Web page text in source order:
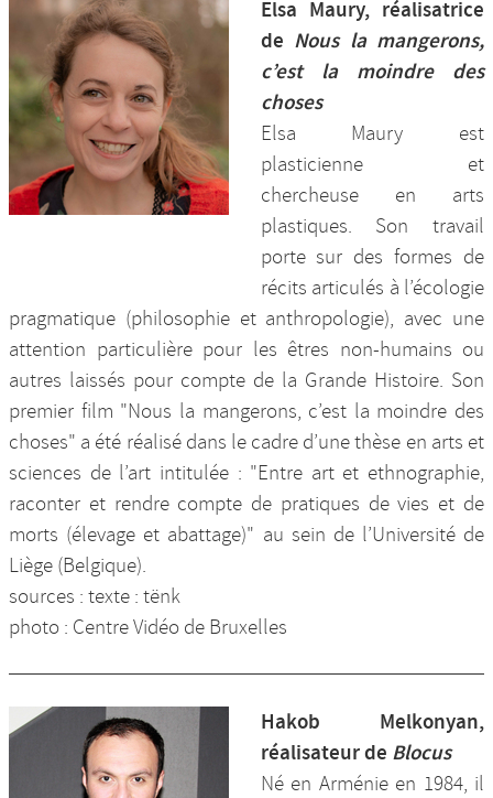
Elsa Maury, réalisatrice
de Nous la mangerons,
c’est la moindre des
choses
Elsa Maury est
plasticienne et
chercheuse en arts
plastiques. Son travail
porte sur des formes de
récits articulés à l’écologie
pragmatique (philosophie et anthropologie), avec une
attention particulière pour les êtres non-humains ou
autres laissés pour compte de la Grande Histoire. Son
premier film "Nous la mangerons, c’est la moindre des
choses" a été réalisé dans le cadre d’une thèse en arts et
sciences de l’art intitulée : "Entre art et ethnographie,
raconter et rendre compte de pratiques de vies et de
morts (élevage et abattage)" au sein de l’Université de
Liège (Belgique).
sources : texte : tënk
photo : Centre Vidéo de Bruxelles
Hakob Melkonyan,
réalisateur de Blocus
Né en Arménie en 1984, il